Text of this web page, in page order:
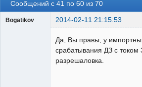
Сообщений с 41 по 60 из 70
Bogatikov 2014-02-11 21:15:53
Да, Вы правы, у
срабатывания ДЗ с током
разрешаловка.